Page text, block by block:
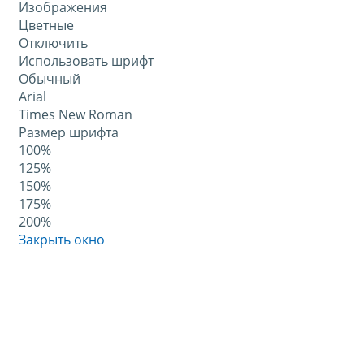
Изображения
Цветные
Отключить
Использовать шрифт
Обычный
Arial
Times New Roman
Размер шрифта
100%
125%
150%
175%
200%
Закрыть окно